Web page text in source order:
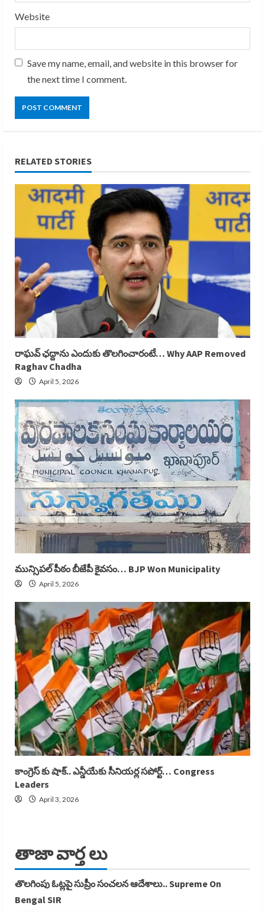
Website
Save my name, email, and website in this browser for
the next time I comment.
RELATED STORIES
రాఘవ్ ఛద్దాను ఎందుకు తొలగించారంటే… Why AAP Removed
Raghav Chadha
April 5, 2026
మున్సిపల్ పీఠం బీజేపీ కైవసం… BJP Won Municipality
April 5, 2026
కాంగ్రెస్ కు షాక్.. ఎన్డీయేకు సీనియర్ల సపోర్ట్… Congress
Leaders
April 3, 2026
తాజా వార్త లు
తొలగింపు ఓట్లపై సుప్రీం సంచలన ఆదేశాలు.. Supreme On
Bengal SIR